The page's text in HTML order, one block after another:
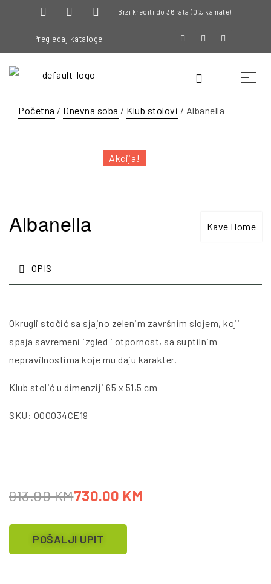
Brzi krediti do 36 rata (0% kamate)
Pregledaj kataloge
Početna / Dnevna soba / Klub stolovi / Albanella
Akcija!
Kave Home
Albanella
OPIS
Okrugli stočić sa sjajno zelenim završnim slojem, koji
spaja savremeni izgled i otpornost, sa suptilnim
nepravilnostima koje mu daju karakter.
Klub stolić u dimenziji 65 x 51,5 cm
SKU: O00034CE19
913.00KM730.00 KM
POŠALJI UPIT